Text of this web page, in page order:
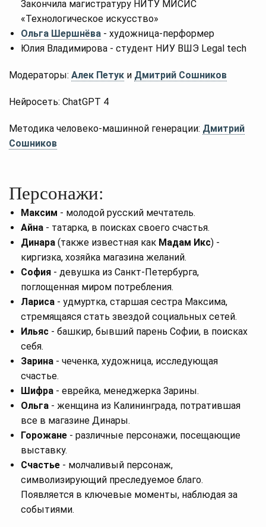
Закончила магистратуру НИТУ МИСИС
«Технологическое искусство»
Ольга Шершнёва - художница-перформер
Юлия Владимирова - студент НИУ ВШЭ Legal tech
Модераторы: Алек Петук и Дмитрий Сошников
Нейросеть: ChatGPT 4
Методика человеко-машинной генерации: Дмитрий
Сошников
Персонажи:
Максим - молодой русский мечтатель.
Айна - татарка, в поисках своего счастья.
Динара (также известная как Мадам Икс) -
киргизка, хозяйка магазина желаний.
София - девушка из Санкт-Петербурга,
поглощенная миром потребления.
Лариса - удмуртка, старшая сестра Максима,
стремящаяся стать звездой социальных сетей.
Ильяс - башкир, бывший парень Софии, в поисках
себя.
Зарина - чеченка, художница, исследующая
счастье.
Шифра - еврейка, менеджерка Зарины.
Ольга - женщина из Калининграда, потратившая
все в магазине Динары.
Горожане - различные персонажи, посещающие
выставку.
Счастье - молчаливый персонаж,
символизирующий преследуемое благо.
Появляется в ключевые моменты, наблюдая за
событиями.